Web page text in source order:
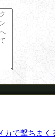
カで撃ちま